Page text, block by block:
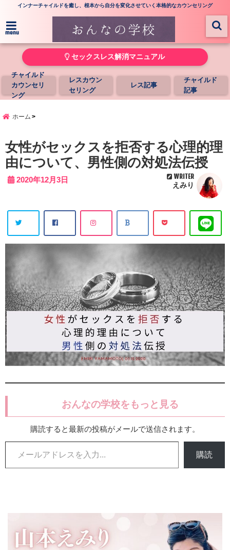
インナーチャイルドを癒し、根本から自分を変化させていく本格的なカウンセリング
menu
セックスレス解消マニュアル
チャイルド
カウンセリ
ング
レスカウン
セリング
レス記事
チャイルド
記事
ホーム
女性がセックスを拒否する心理的理
由について、男性側の対処法伝授
2020年12月3日 WRITER
えみり
おんなの学校をもっと見る
購読すると最新の投稿がメールで送信されます。
メールアドレスを入力...
購読